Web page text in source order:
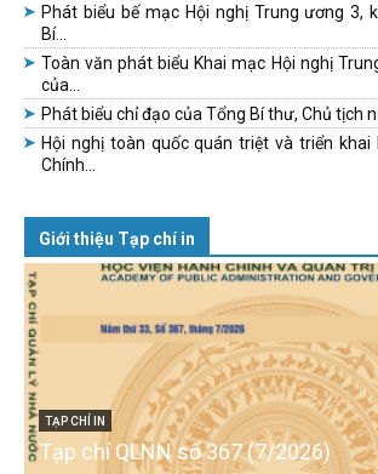
Phát biểu bế mạc Hội nghị Trung ương 3,
Bí...
Toàn văn phát biểu Khai mạc Hội nghị
của...
Phát biểu chỉ đạo của Tổng Bí thư, Chủ tịch
Hội nghị toàn quốc quán triệt và triển khai
Chính...
Giới thiệu Tạp chí in
TẠP CHÍ IN
Tạp chí QLNN số 367 (7/2026)